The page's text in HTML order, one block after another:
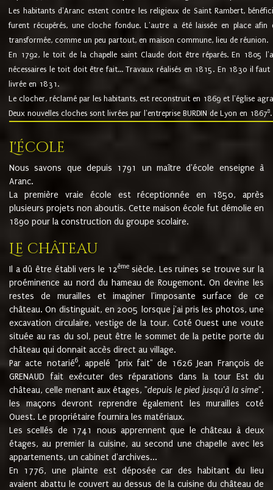
Les habitants d'Aranc estent contre les religieux de Saint Rambert,
furent récupérés, une cloche fondue. L'autre a été laissée en place
transformée, comme un peu partout, en maison commune, lieu de réunion.
En 1792, le toit de la chapelle saint Claude doit être réparés. En 1805
nécessaires le toit doit être fait... Travaux réalisés en 1815. En 1830 il
livrée en 1831.
Le clocher, réclamé par les habitants, est reconstruit en 1869 et l'église
Deux nouvelles cloches sont livrées par l'entreprise BURDIN de Lyon en 18678.
L'école
Nous savons que depuis 1791 un maître d'école enseigne à
Aranc.
La première vraie école est réceptionnée en 1850, après
plusieurs projets non aboutis. Cette maison école fut démolie en
1890 pour la construction du groupe scolaire.
Le château
Il a dû être établi vers le 12èmesiècle. Les ruines se trouve sur la
proéminence au nord du hameau de Rougemont. On devine les
restes de murailles et imaginer l'imposante surface de ce
château. On distinguait, en 2005 lorsque j'ai pris les photos, une
excavation circulaire, vestige de la tour. Coté Ouest une voute
située au ras du sol, peut être le sommet de la petite porte du
château qui donnait accès direct au village.
Par acte notarié6, appelé "prix fait" de 1626 Jean François de
GRENAUD fait exécuter des réparations dans la tour Est du
château, celle menant aux étages, "depuis le pied jusqu'à la sime".
les maçons devront reprendre également les murailles coté
Ouest. Le propriétaire fournira les matériaux.
Les scellés de 1741 nous apprennent que le château à deux
étages, au premier la cuisine, au second une chapelle avec les
appartements, un cabinet d'archives...
En 1776, une plainte est déposée car des habitant du lieu
avaient abattu le couvert au dessus de la cuisine du château de